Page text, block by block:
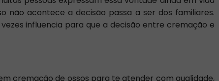
não acontece a decisão passa a ser dos familiares.
influencia para que a decisão entre cremação e
cremação de ossos para te atender com qualidade,